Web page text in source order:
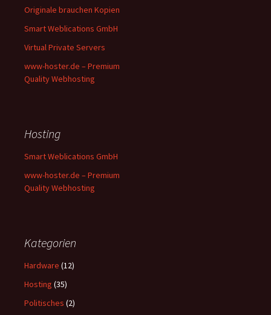
Originale brauchen Kopien
Smart Weblications GmbH
Virtual Private Servers
www-hoster.de – Premium
Quality Webhosting
Hosting
Smart Weblications GmbH
www-hoster.de – Premium
Quality Webhosting
Kategorien
Hardware (12)
Hosting (35)
Politisches (2)